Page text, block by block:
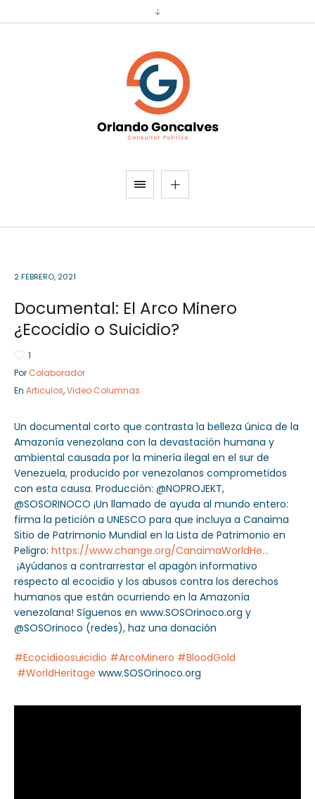
Sector Público
2 FEBRERO, 2021
Documental: El Arco Minero
¿Ecocidio o Suicidio?
1
Por Colaborador
En Articulos,Video Columnas
Un documental corto que contrasta la belleza única de la
Amazonía venezolana con la devastación humana y
ambiental causada por la minería ilegal en el sur de
Venezuela, producido por venezolanos comprometidos
con esta causa. Producción: @NOPROJEKT,
@SOSORINOCO ¡Un llamado de ayuda al mundo entero:
firma la petición a UNESCO para que incluya a Canaima
Sitio de Patrimonio Mundial en la Lista de Patrimonio en
Peligro: https://www.change.org/CanaimaWorldHe…
¡Ayúdanos a contrarrestar el apagón informativo
respecto al ecocidio y los abusos contra los derechos
humanos que están ocurriendo en la Amazonía
venezolana! Síguenos en www.SOSOrinoco.org y
@SOSOrinoco (redes), haz una donación
#Ecocidioosuicidio #ArcoMinero #BloodGold
#WorldHeritage www.SOSOrinoco.org